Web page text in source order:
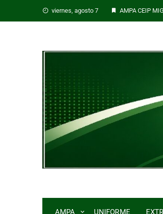
viernes, agosto 7 AMPA CEIP
AMPA UNIFORME